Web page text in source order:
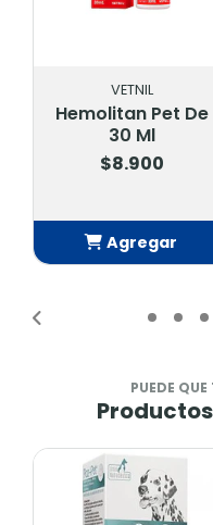
VETNIL
Hemolitan Pet De
30 Ml
$8.900
Agregar
PUEDE